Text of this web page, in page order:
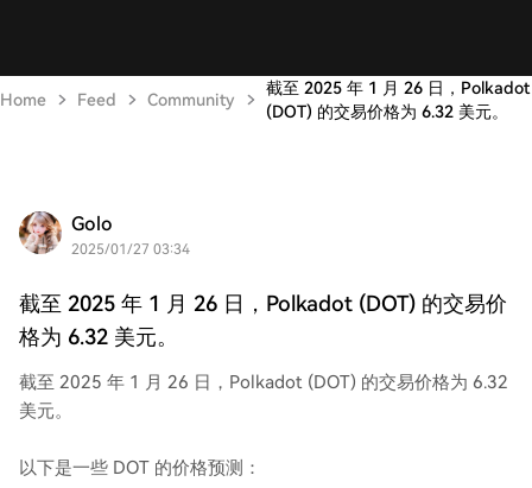
Home Feed Community
截至 2025 年 1 月 26 日，Polkadot
(DOT) 的交易价格为 6.32 美元。
Golo
2025/01/27 03:34
截至 2025 年 1 月 26 日，Polkadot (DOT) 的交易价
格为 6.32 美元。
截至 2025 年 1 月 26 日，Polkadot (DOT) 的交易价格为 6.32
美元。
以下是一些 DOT 的价格预测：